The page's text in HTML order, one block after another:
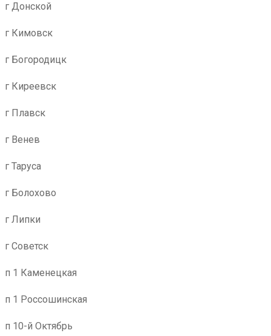
г Донской
г Кимовск
г Богородицк
г Киреевск
г Плавск
г Венев
г Таруса
г Болохово
г Липки
г Советск
п 1 Каменецкая
п 1 Россошинская
п 10-й Октябрь